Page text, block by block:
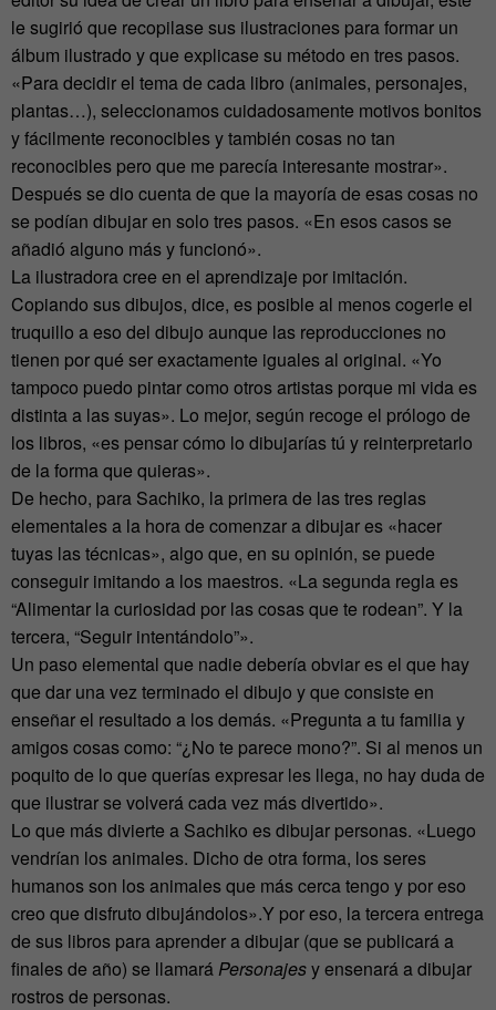
le sugirió que recopilase sus ilustraciones para formar un
álbum ilustrado y que explicase su método en tres pasos.
«Para decidir el tema de cada libro (animales, personajes,
plantas…), seleccionamos cuidadosamente motivos bonitos
y fácilmente reconocibles y también cosas no tan
reconocibles pero que me parecía interesante mostrar».
Después se dio cuenta de que la mayoría de esas cosas no
se podían dibujar en solo tres pasos. «En esos casos se
añadió alguno más y funcionó».
La ilustradora cree en el aprendizaje por imitación.
Copiando sus dibujos, dice, es posible al menos cogerle el
truquillo a eso del dibujo aunque las reproducciones no
tienen por qué ser exactamente iguales al original. «Yo
tampoco puedo pintar como otros artistas porque mi vida es
distinta a las suyas». Lo mejor, según recoge el prólogo de
los libros, «es pensar cómo lo dibujarías tú y reinterpretarlo
de la forma que quieras».
De hecho, para Sachiko, la primera de las tres reglas
elementales a la hora de comenzar a dibujar es «hacer
tuyas las técnicas», algo que, en su opinión, se puede
conseguir imitando a los maestros. «La segunda regla es
“Alimentar la curiosidad por las cosas que te rodean”. Y la
tercera, “Seguir intentándolo”».
Un paso elemental que nadie debería obviar es el que hay
que dar una vez terminado el dibujo y que consiste en
enseñar el resultado a los demás. «Pregunta a tu familia y
amigos cosas como: “¿No te parece mono?”. Si al menos un
poquito de lo que querías expresar les llega, no hay duda de
que ilustrar se volverá cada vez más divertido».
Lo que más divierte a Sachiko es dibujar personas. «Luego
vendrían los animales. Dicho de otra forma, los seres
humanos son los animales que más cerca tengo y por eso
creo que disfruto dibujándolos».Y por eso, la tercera entrega
de sus libros para aprender a dibujar (que se publicará a
finales de año) se llamaráPersonajesy ensenará a dibujar
rostros de personas.